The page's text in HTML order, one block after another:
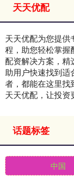
天天优配
天天优配为您提
程，助您轻松掌握
配资解决方案，精
助用户快速找到适
者，都能在这里找
天天优配，让投资
话题标签
中国